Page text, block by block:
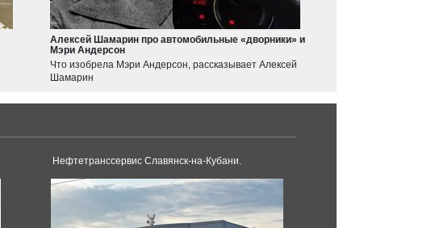
Алексей Шамарин про автомобильные «дворники» и
Мэри Андерсон
Что изобрела Мэри Андерсон, рассказывает Алексей
Шамарин
Нефтетранссервис Славянск-на-Кубани.